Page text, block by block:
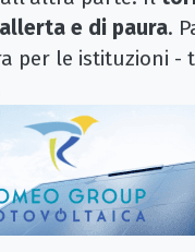
e di paura.
per le istituzioni -